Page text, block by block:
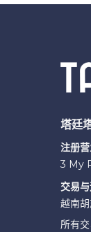
塔廷
注册
3 My
交易与
越南
所有